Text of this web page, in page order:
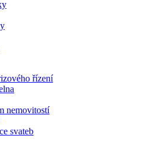
řízení
nemovitostí
svateb